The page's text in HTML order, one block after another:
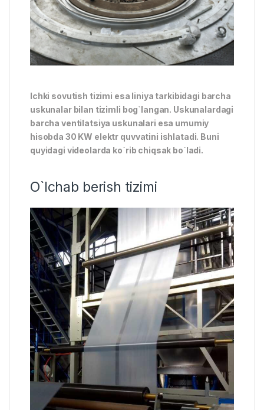
Ichki sovutish tizimi esa liniya tarkibidagi barcha
uskunalar bilan tizimli bog`langan. Uskunalardagi
barcha ventilatsiya uskunalari esa umumiy
hisobda 30 KW elektr quvvatini ishlatadi. Buni
quyidagi videolarda ko`rib chiqsak bo`ladi.
O`lchab berish tizimi